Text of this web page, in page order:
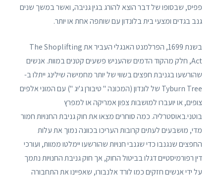
פפיס, שבסופו של דבר הוצא להורג בגין גניבה, ואשר במשך שנים
גנב בגדים ומצעי בית בלונדון עם שותפה אחת או יותר.
בשנת 1699, הפרלמנט האנגלי העביר את The Shoplifting
Act, חלק מהקוד הדמים שהעניש פשעים קטנים במוות. אנשים
שהורשעו בגניבת חפצים בשווי של יותר מחמישה שילינג ייתלו ב-
Tyburn Tree של לונדון (המכונה " טיבורן ג'יג ") עם המוני אלפים
צופים, או יועברו למושבות צפון אמריקה או למפרץ
בוטני.באוסטרליה. כמה סוחרים מצאו את חוק גניבת החנויות חמור
מדי, מושבעים לעתים קרובות העריכו בכוונה נמוך את עלות
החפצים שנגנבו כדי שגנבי חנויות שהורשעו יימלטו ממוות, ועורכי
דין רפורמיסטיים דגלו בביטול החוק, אך חוק גניבת החנויות נתמך
על ידי אנשים חזקים כמו לורד אלנבורו, שאפיינו את התחבורה